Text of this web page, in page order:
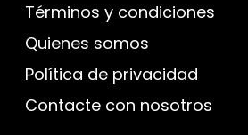
Términos y condiciones
Quienes somos
Política de privacidad
Contacte con nosotros